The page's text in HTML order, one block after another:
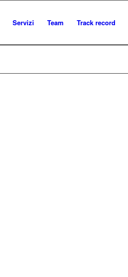
Servizi Team Track record